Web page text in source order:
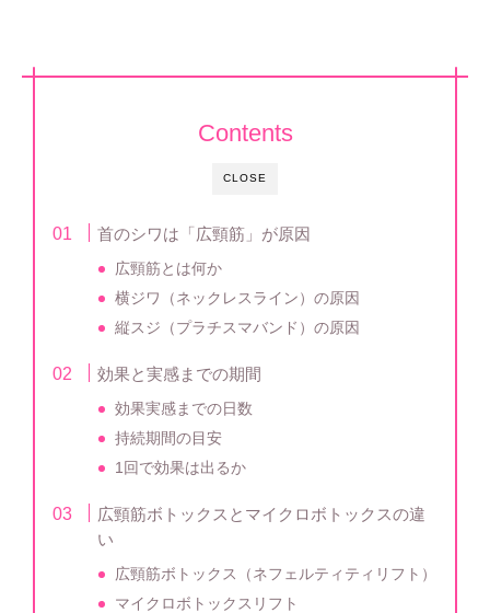
CLOSE
Contents
首のシワは「広頸筋」が原因
広頸筋とは何か
横ジワ（ネックレスライン）の原因
縦スジ（プラチスマバンド）の原因
効果と実感までの期間
効果実感までの日数
持続期間の目安
1回で効果は出るか
広頸筋ボトックスとマイクロボトックスの違
い
広頸筋ボトックス（ネフェルティティリフト）
マイクロボトックスリフト